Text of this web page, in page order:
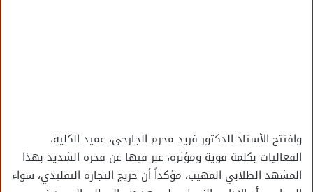
وافتتح الأستاذ الدكتور فريد محرم الجارحي، عميد الكلية،
الفعاليات بكلمة قوية ومؤثرة، عبر فيها عن فخره الشديد بهذا
المشهد الطلابي المهيب، مؤكداً أن خريج التجارة التقليدي، سواء